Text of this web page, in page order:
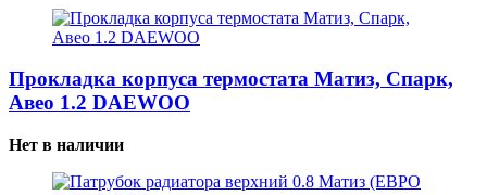
Прокладка корпуса термостата Матиз, Спарк,
Авео 1.2 DAEWOO
Нет в наличии